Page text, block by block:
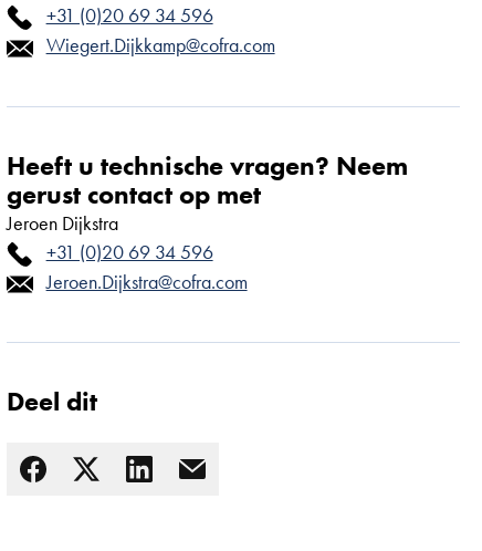
+31 (0)20 69 34 596
Wiegert.Dijkkamp@cofra.com
Heeft u technische vragen? Neem
gerust contact op met
Jeroen Dijkstra
+31 (0)20 69 34 596
Jeroen.Dijkstra@cofra.com
Deel dit